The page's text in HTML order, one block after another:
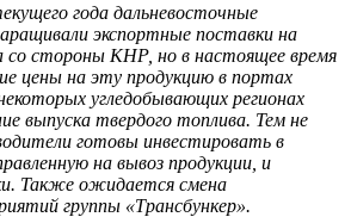
года дальневосточные
экспортные поставки на
со стороны КНР, но в настоящее время
цены на эту продукцию в портах
угледобывающих регионах
выпуска твердого топлива. Тем не
готовы инвестировать в
на вывоз продукции, и
Также ожидается смена
группы «Трансбункер».